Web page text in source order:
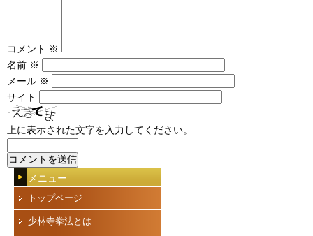
コメント ※
名前 ※
メール ※
サイト
上に表示された文字を入力してください。
メニュー
トップページ
少林寺拳法とは